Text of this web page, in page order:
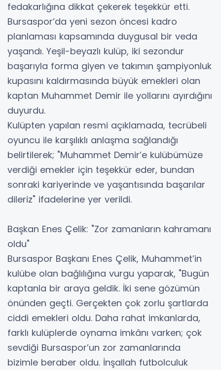
fedakarlığına dikkat çekerek teşekkür etti.
Bursaspor’da yeni sezon öncesi kadro
planlaması kapsamında duygusal bir veda
yaşandı. Yeşil-beyazlı kulüp, iki sezondur
başarıyla forma giyen ve takımın şampiyonluk
kupasını kaldırmasında büyük emekleri olan
kaptan Muhammet Demir ile yollarını ayırdığını
duyurdu.
Kulüpten yapılan resmi açıklamada, tecrübeli
oyuncu ile karşılıklı anlaşma sağlandığı
belirtilerek; "Muhammet Demir’e kulübümüze
verdiği emekler için teşekkür eder, bundan
sonraki kariyerinde ve yaşantısında başarılar
dileriz" ifadelerine yer verildi.
Başkan Enes Çelik: "Zor zamanların kahramanı
oldu"
Bursaspor Başkanı Enes Çelik, Muhammet’in
kulübe olan bağlılığına vurgu yaparak, "Bugün
kaptanla bir araya geldik. İki sene gözümün
önünden geçti. Gerçekten çok zorlu şartlarda
ciddi emekleri oldu. Daha rahat imkanlarda,
farklı kulüplerde oynama imkânı varken; çok
sevdiği Bursaspor’un zor zamanlarında
bizimle beraber oldu. İnşallah futbolculuk